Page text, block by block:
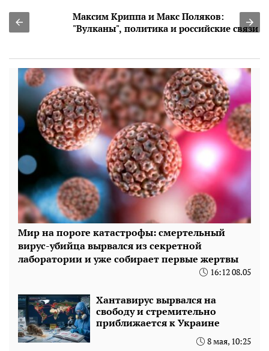
Максим Криппа и Макс Поляков:
"Вулканы", политика и российские связи
Мир на пороге катастрофы: смертельный
вирус-убийца вырвался из секретной
лаборатории и уже собирает первые жертвы
16:12 08.05
Хантавирус вырвался на
свободу и стремительно
приближается к Украине
8 мая, 10:25